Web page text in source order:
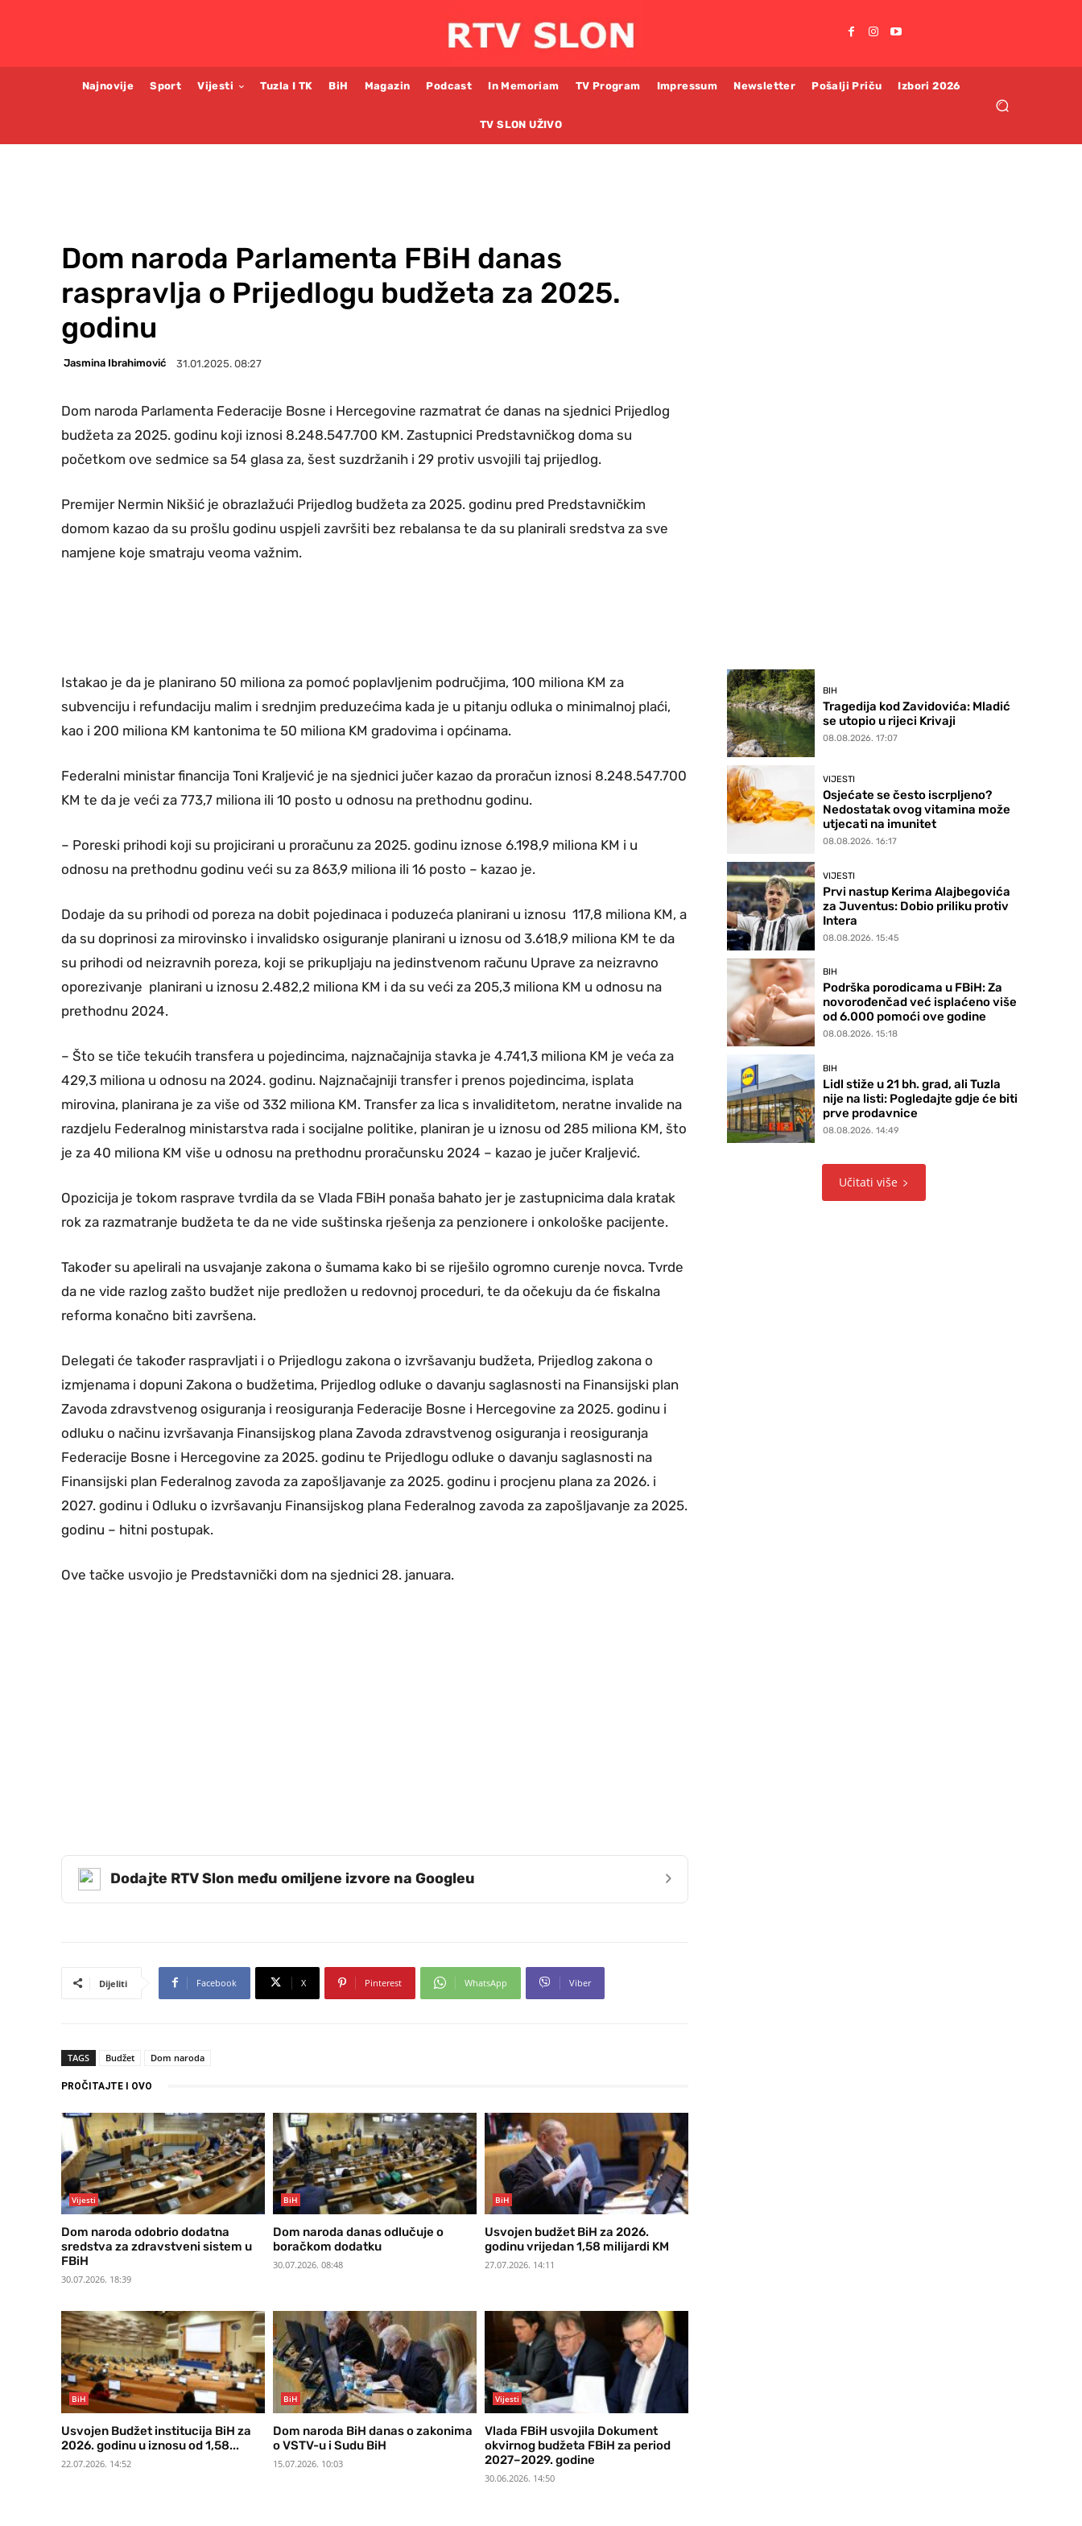
Najnovije Sport Vijesti Tuzla I TK BiH Magazin Podcast In Memoriam TV Program Impressum Newsletter Pošalji Priču Izbori 2026
TV SLON UŽIVO
Dom naroda Parlamenta FBiH danas
raspravlja o Prijedlogu budžeta za 2025.
godinu
Jasmina Ibrahimović 31.01.2025. 08:27
Dom naroda Parlamenta Federacije Bosne i Hercegovine razmatrat će danas na sjednici Prijedlog
budžeta za 2025. godinu koji iznosi 8.248.547.700 KM. Zastupnici Predstavničkog doma su
početkom ove sedmice sa 54 glasa za, šest suzdržanih i 29 protiv usvojili taj prijedlog.
Premijer Nermin Nikšić je obrazlažući Prijedlog budžeta za 2025. godinu pred Predstavničkim
domom kazao da su prošlu godinu uspjeli završiti bez rebalansa te da su planirali sredstva za sve
namjene koje smatraju veoma važnim.
Istakao je da je planirano 50 miliona za pomoć poplavljenim područjima, 100 miliona KM za
subvenciju i refundaciju malim i srednjim preduzećima kada je u pitanju odluka o minimalnoj plaći,
kao i 200 miliona KM kantonima te 50 miliona KM gradovima i općinama.
Federalni ministar financija Toni Kraljević je na sjednici jučer kazao da proračun iznosi 8.248.547.700
KM te da je veći za 773,7 miliona ili 10 posto u odnosu na prethodnu godinu.
– Poreski prihodi koji su projicirani u proračunu za 2025. godinu iznose 6.198,9 miliona KM i u
odnosu na prethodnu godinu veći su za 863,9 miliona ili 16 posto – kazao je.
Dodaje da su prihodi od poreza na dobit pojedinaca i poduzeća planirani u iznosu 117,8 miliona KM, a
da su doprinosi za mirovinsko i invalidsko osiguranje planirani u iznosu od 3.618,9 miliona KM te da
su prihodi od neizravnih poreza, koji se prikupljaju na jedinstvenom računu Uprave za neizravno
oporezivanje planirani u iznosu 2.482,2 miliona KM i da su veći za 205,3 miliona KM u odnosu na
prethodnu 2024.
– Što se tiče tekućih transfera u pojedincima, najznačajnija stavka je 4.741,3 miliona KM je veća za
429,3 miliona u odnosu na 2024. godinu. Najznačajniji transfer i prenos pojedincima, isplata
mirovina, planirana je za više od 332 miliona KM. Transfer za lica s invaliditetom, neratne invalide na
razdjelu Federalnog ministarstva rada i socijalne politike, planiran je u iznosu od 285 miliona KM, što
je za 40 miliona KM više u odnosu na prethodnu proračunsku 2024 – kazao je jučer Kraljević.
Opozicija je tokom rasprave tvrdila da se Vlada FBiH ponaša bahato jer je zastupnicima dala kratak
rok za razmatranje budžeta te da ne vide suštinska rješenja za penzionere i onkološke pacijente.
Također su apelirali na usvajanje zakona o šumama kako bi se riješilo ogromno curenje novca. Tvrde
da ne vide razlog zašto budžet nije predložen u redovnoj proceduri, te da očekuju da će fiskalna
reforma konačno biti završena.
Delegati će također raspravljati i o Prijedlogu zakona o izvršavanju budžeta, Prijedlog zakona o
izmjenama i dopuni Zakona o budžetima, Prijedlog odluke o davanju saglasnosti na Finansijski plan
Zavoda zdravstvenog osiguranja i reosiguranja Federacije Bosne i Hercegovine za 2025. godinu i
odluku o načinu izvršavanja Finansijskog plana Zavoda zdravstvenog osiguranja i reosiguranja
Federacije Bosne i Hercegovine za 2025. godinu te Prijedlogu odluke o davanju saglasnosti na
Finansijski plan Federalnog zavoda za zapošljavanje za 2025. godinu i procjenu plana za 2026. i
2027. godinu i Odluku o izvršavanju Finansijskog plana Federalnog zavoda za zapošljavanje za 2025.
godinu – hitni postupak.
Ove tačke usvojio je Predstavnički dom na sjednici 28. januara.
Dodajte RTV Slon među omiljene izvore na Googleu ›
Dijeliti Facebook X Pinterest WhatsApp Viber
TAGS Budžet Dom naroda
PROČITAJTE I OVO
Vijesti
Dom naroda odobrio dodatna
sredstva za zdravstveni sistem u
FBiH
30.07.2026. 18:39
BiH
Dom naroda danas odlučuje o
boračkom dodatku
30.07.2026. 08:48
BiH
Usvojen budžet BiH za 2026.
godinu vrijedan 1,58 milijardi KM
27.07.2026. 14:11
BiH
Usvojen Budžet institucija BiH za
2026. godinu u iznosu od 1,58...
22.07.2026. 14:52
BiH
Dom naroda BiH danas o zakonima
o VSTV-u i Sudu BiH
15.07.2026. 10:03
Vijesti
Vlada FBiH usvojila Dokument
okvirnog budžeta FBiH za period
2027–2029. godine
30.06.2026. 14:50
BIH
Tragedija kod Zavidovića: Mladić
se utopio u rijeci Krivaji
08.08.2026. 17:07
VIJESTI
Osjećate se često iscrpljeno?
Nedostatak ovog vitamina može
utjecati na imunitet
08.08.2026. 16:17
VIJESTI
Prvi nastup Kerima Alajbegovića
za Juventus: Dobio priliku protiv
Intera
08.08.2026. 15:45
BIH
Podrška porodicama u FBiH: Za
novorođenčad već isplaćeno više
od 6.000 pomoći ove godine
08.08.2026. 15:18
BIH
Lidl stiže u 21 bh. grad, ali Tuzla
nije na listi: Pogledajte gdje će biti
prve prodavnice
08.08.2026. 14:49
Učitati više